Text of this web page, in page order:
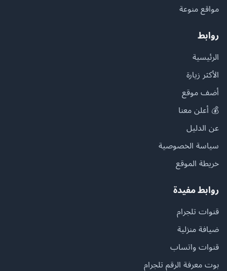
مواقع منوعة
روابط
الرئيسية
الأكثر زيارة
أضف موقع
💰 أعلن معنا
عن الدليل
سياسة الخصوصية
خريطة الموقع
روابط مفيدة
قنوات تلجرام
ضيافة منزلية
قنوات واتساب
بوت معرفة الرقم تلجرام